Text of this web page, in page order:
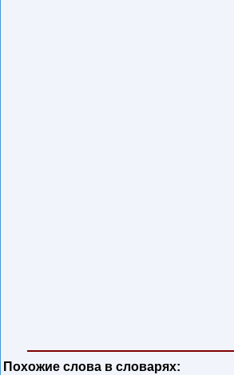
Похожие слова в словарях: